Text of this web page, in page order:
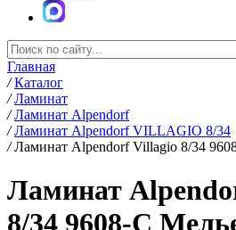
Главная
/ Каталог
/ Ламинат
/ Ламинат Alpendorf
/ Ламинат Alpendorf VILLAGIO 8/34
/ Ламинат Alpendorf Villagio 8/34
Ламинат
8/34 9608-С